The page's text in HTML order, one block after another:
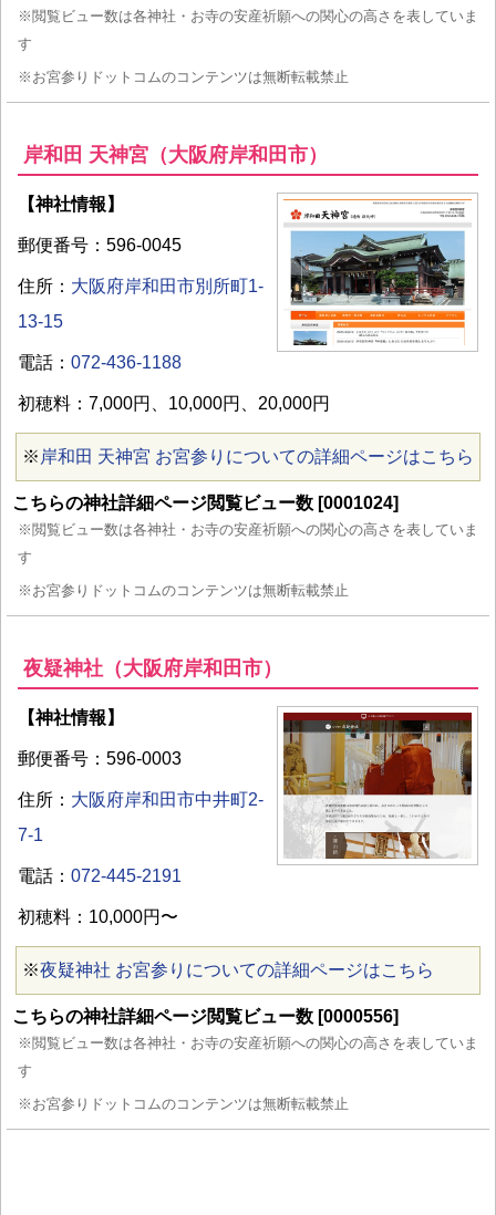
※閲覧ビュー数は各神社・お寺の安産祈願への関心の高さを表していま
す
※お宮参りドットコムのコンテンツは無断転載禁止
岸和田 天神宮（大阪府岸和田市）
【神社情報】
郵便番号：596-0045
住所： 大阪府岸和田市別所町1-
13-15
電話： 072-436-1188
初穂料：7,000円、10,000円、20,000円
※ 岸和田 天神宮 お宮参りについての詳細ページはこちら
こちらの神社詳細ページ閲覧ビュー数 [0001024]
※閲覧ビュー数は各神社・お寺の安産祈願への関心の高さを表していま
す
※お宮参りドットコムのコンテンツは無断転載禁止
夜疑神社（大阪府岸和田市）
【神社情報】
郵便番号：596-0003
住所： 大阪府岸和田市中井町2-
7-1
電話： 072-445-2191
初穂料：10,000円〜
※夜疑神社 お宮参りについての詳細ページはこちら
こちらの神社詳細ページ閲覧ビュー数 [0000556]
※閲覧ビュー数は各神社・お寺の安産祈願への関心の高さを表していま
す
※お宮参りドットコムのコンテンツは無断転載禁止